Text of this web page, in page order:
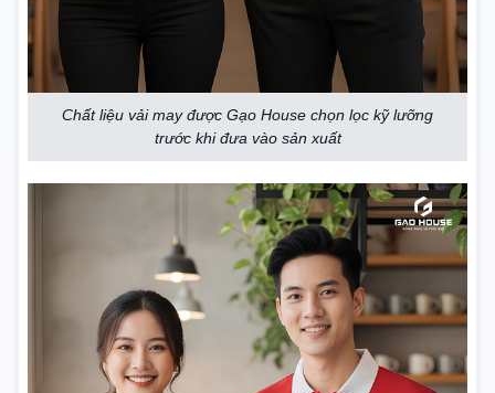
Chất liệu vải may được Gạo House chọn lọc kỹ lưỡng
trước khi đưa vào sản xuất